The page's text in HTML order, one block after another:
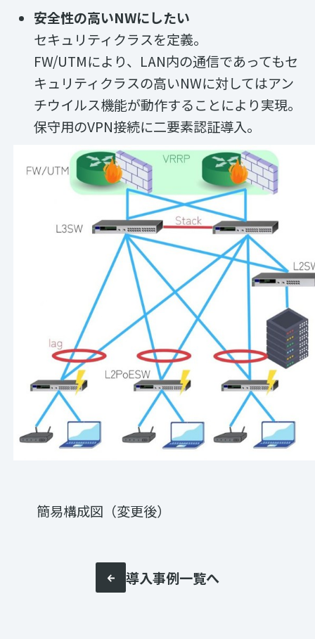
安全性の高いNWにしたい
セキュリティクラスを定義。
FW/UTMにより、LAN内の通信であってもセ
キュリティクラスの高いNWに対してはアン
チウイルス機能が動作することにより実現。
保守用のVPN接続に二要素認証導入。
簡易構成図（変更後）
導入事例一覧へ